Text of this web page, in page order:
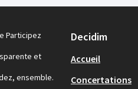
Participez
et
ensemble.
Decidim
Accueil
Concertations